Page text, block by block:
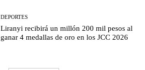
DEPORTES
Liranyi recibirá un millón 200 mil pesos al
ganar 4 medallas de oro en los JCC 2026